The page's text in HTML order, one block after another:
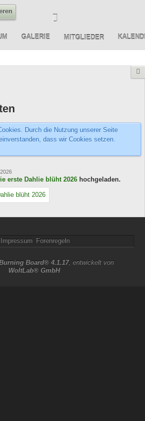
GALERIE MITGLIEDER
Durch die Nutzung unserer Seite
dass wir Cookies setzen.
erste Dahlie blüht 2026 hochgeladen.
Impressum Forenregeln
Board® 4.1.17, entwickelt von
WoltLab® GmbH